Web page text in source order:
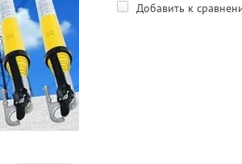
Добавить к